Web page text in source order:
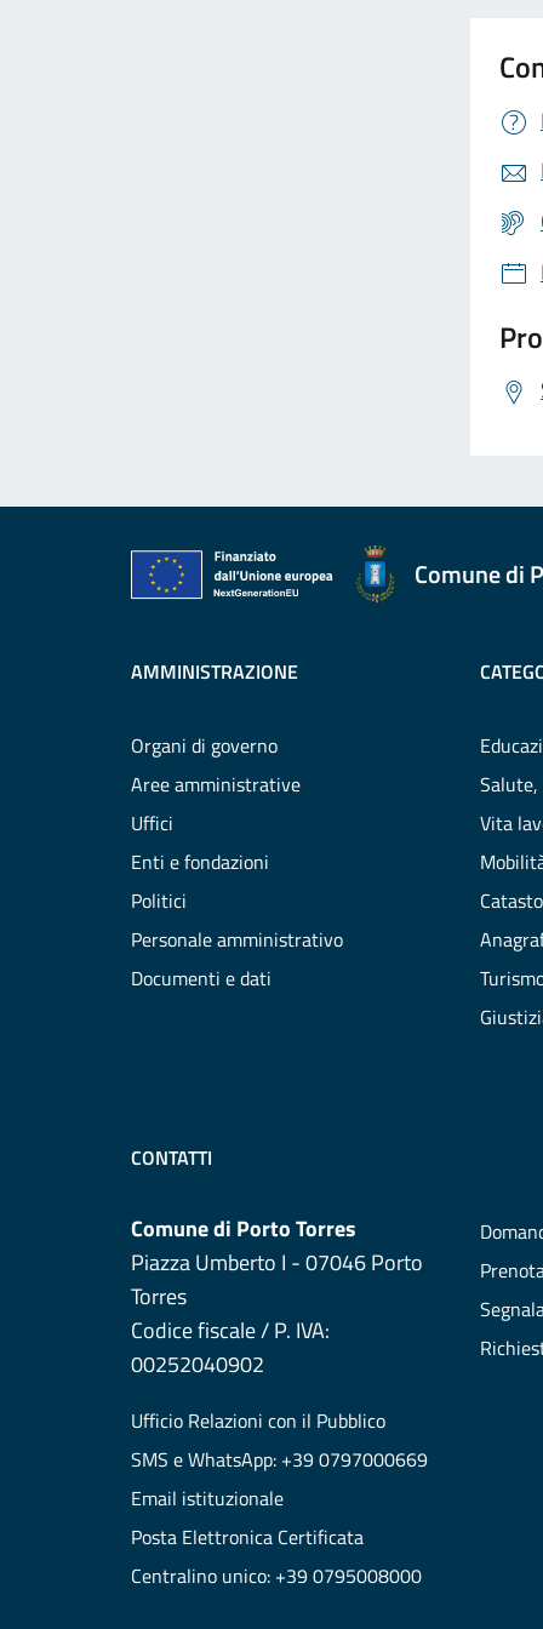
Comune di
AMMINISTRAZIONE
Organi di governo
Aree amministrative
Uffici
Enti e fondazioni
Politici
Personale amministrativo
Documenti e dati
Salute,
Vita
CONTATTI
Comune di Porto Torres
Piazza Umberto I - 07046 Porto
Torres
Codice fiscale / P. IVA:
00252040902
Ufficio Relazioni con il Pubblico
SMS e WhatsApp: +39 0797000669
Email istituzionale
Posta Elettronica Certificata
Centralino unico: +39 0795008000